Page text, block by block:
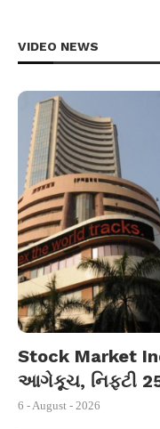
VIDEO NEWS
Stock Market
આગેકૂચ, નિફ્ટી
6 - August - 2026